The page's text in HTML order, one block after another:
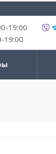
19:00
19:00